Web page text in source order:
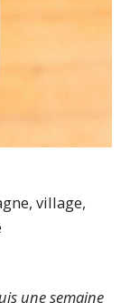
village,
une semaine